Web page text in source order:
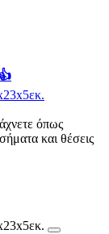
όπως
και θέσεις